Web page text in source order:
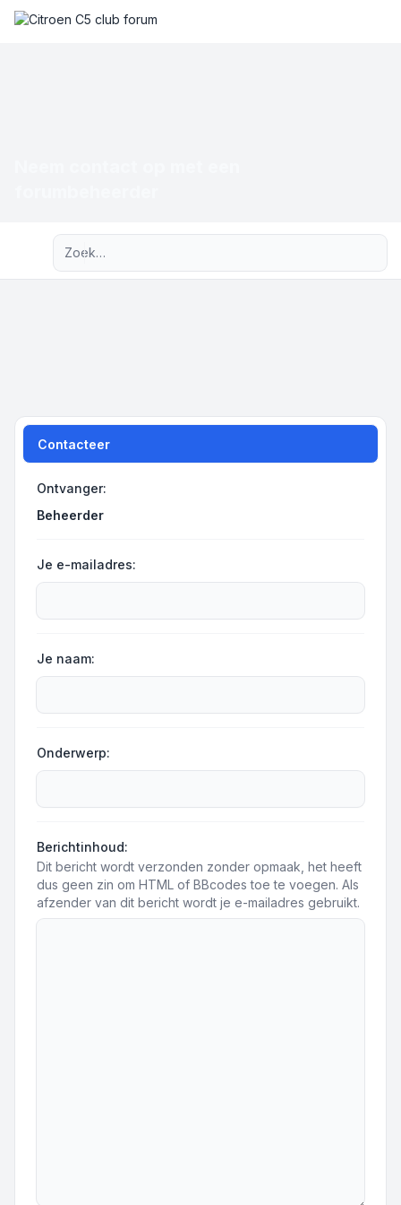
Contacteer
Ontvanger:
Beheerder
Je e-mailadres:
Je naam:
Onderwerp:
Berichtinhoud:
Dit bericht wordt verzonden zonder opmaak, het heeft
dus geen zin om HTML of BBcodes toe te voegen. Als
afzender van dit bericht wordt je e-mailadres gebruikt.